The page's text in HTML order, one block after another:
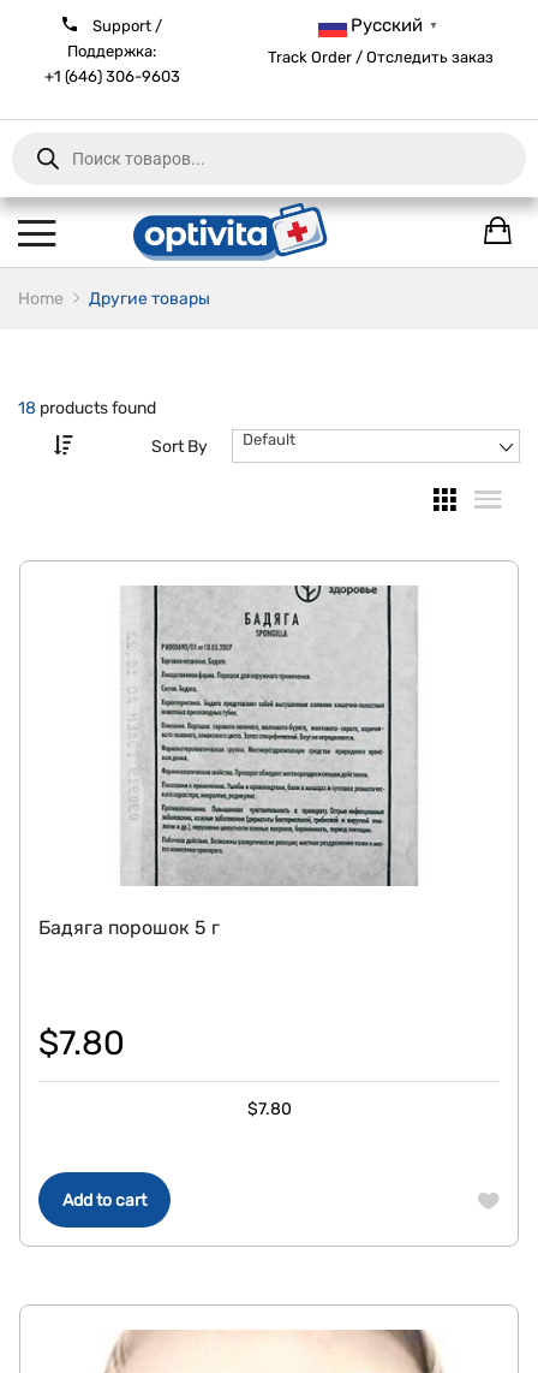
Support /
Поддержка:
+1 (646) 306-9603
Русский ▼
Track Order / Отследить заказ
Products
search
Home Другие товары
18 products found
Sort By
Default
Add to cart
Бадяга порошок 5 г
$7.80
$7.80